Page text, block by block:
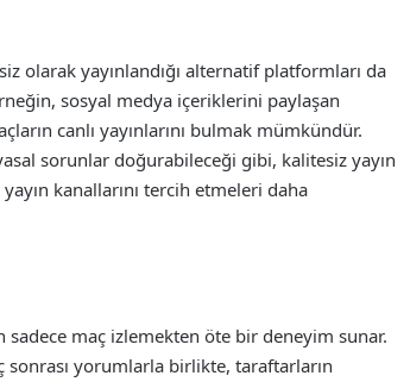
olarak yayınlandığı alternatif platformları da
sosyal medya içeriklerini paylaşan
canlı yayınlarını bulmak mümkündür.
sorunlar doğurabileceği gibi, kalitesiz yayın
kanallarını tercih etmeleri daha
sadece maç izlemekten öte bir deneyim sunar.
sonrası yorumlarla birlikte, taraftarların